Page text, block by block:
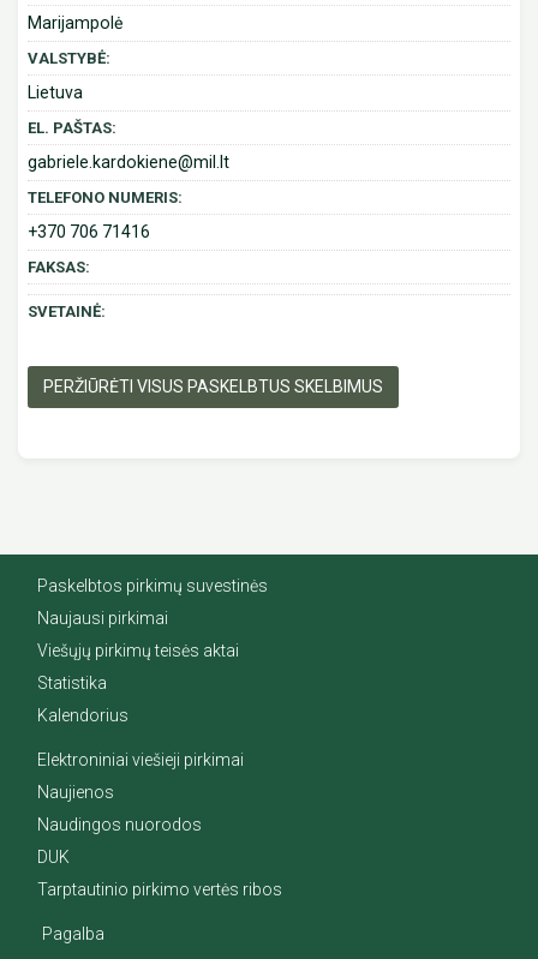
Marijampolė
VALSTYBĖ:
Lietuva
EL. PAŠTAS:
gabriele.kardokiene@mil.lt
TELEFONO NUMERIS:
+370 706 71416
FAKSAS:
SVETAINĖ:
PERŽIŪRĖTI VISUS PASKELBTUS SKELBIMUS
Paskelbtos pirkimų suvestinės
Naujausi pirkimai
Viešųjų pirkimų teisės aktai
Statistika
Kalendorius
Elektroniniai viešieji pirkimai
Naujienos
Naudingos nuorodos
DUK
Tarptautinio pirkimo vertės ribos
Pagalba